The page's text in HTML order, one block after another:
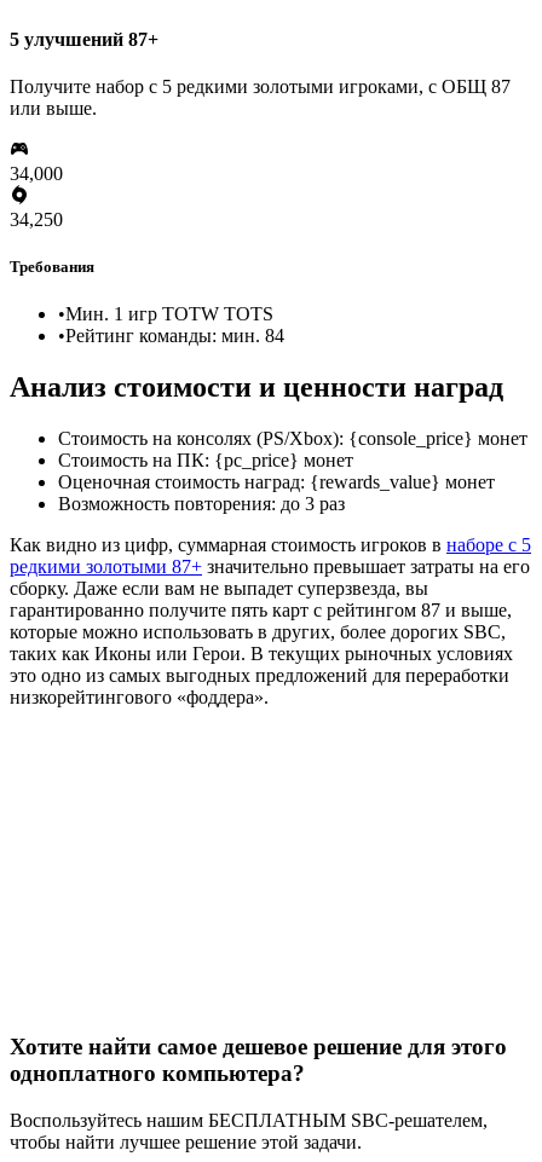
5 улучшений 87+
Получите набор с 5 редкими золотыми игроками, с ОБЩ 87
или выше.
34,000
34,250
Требования
•Мин. 1 игр TOTW TOTS
•Рейтинг команды: мин. 84
Анализ стоимости и ценности наград
Стоимость на консолях (PS/Xbox): {console_price} монет
Стоимость на ПК: {pc_price} монет
Оценочная стоимость наград: {rewards_value} монет
Возможность повторения: до 3 раз
Как видно из цифр, суммарная стоимость игроков в наборе с 5
редкими золотыми 87+ значительно превышает затраты на его
сборку. Даже если вам не выпадет суперзвезда, вы
гарантированно получите пять карт с рейтингом 87 и выше,
которые можно использовать в других, более дорогих SBC,
таких как Иконы или Герои. В текущих рыночных условиях
это одно из самых выгодных предложений для переработки
низкорейтингового «фоддера».
Хотите найти самое дешевое решение для этого
одноплатного компьютера?
Воспользуйтесь нашим БЕСПЛАТНЫМ SBC-решателем,
чтобы найти лучшее решение этой задачи.